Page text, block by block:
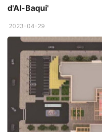
d'Al-Baqui'
2023-04-29